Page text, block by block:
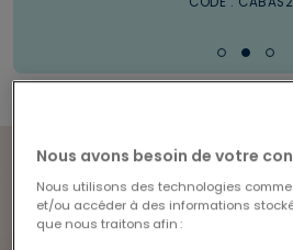
Nous avons besoin de votre
Nous utilisons des technologies
et/ou accéder à des informations
que nous traitons afin :